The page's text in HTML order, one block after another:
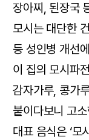
장아찌, 된장국
모시는 대단한
등 성인병 개선
이 집의 모시파
감자가루, 콩가
붙이다보니 고
대표 음식은 ‘모